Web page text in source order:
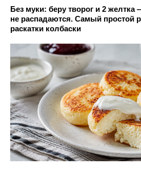
Без муки: беру творог и 2
не распадаются. Самый простой
раскатки колбаски